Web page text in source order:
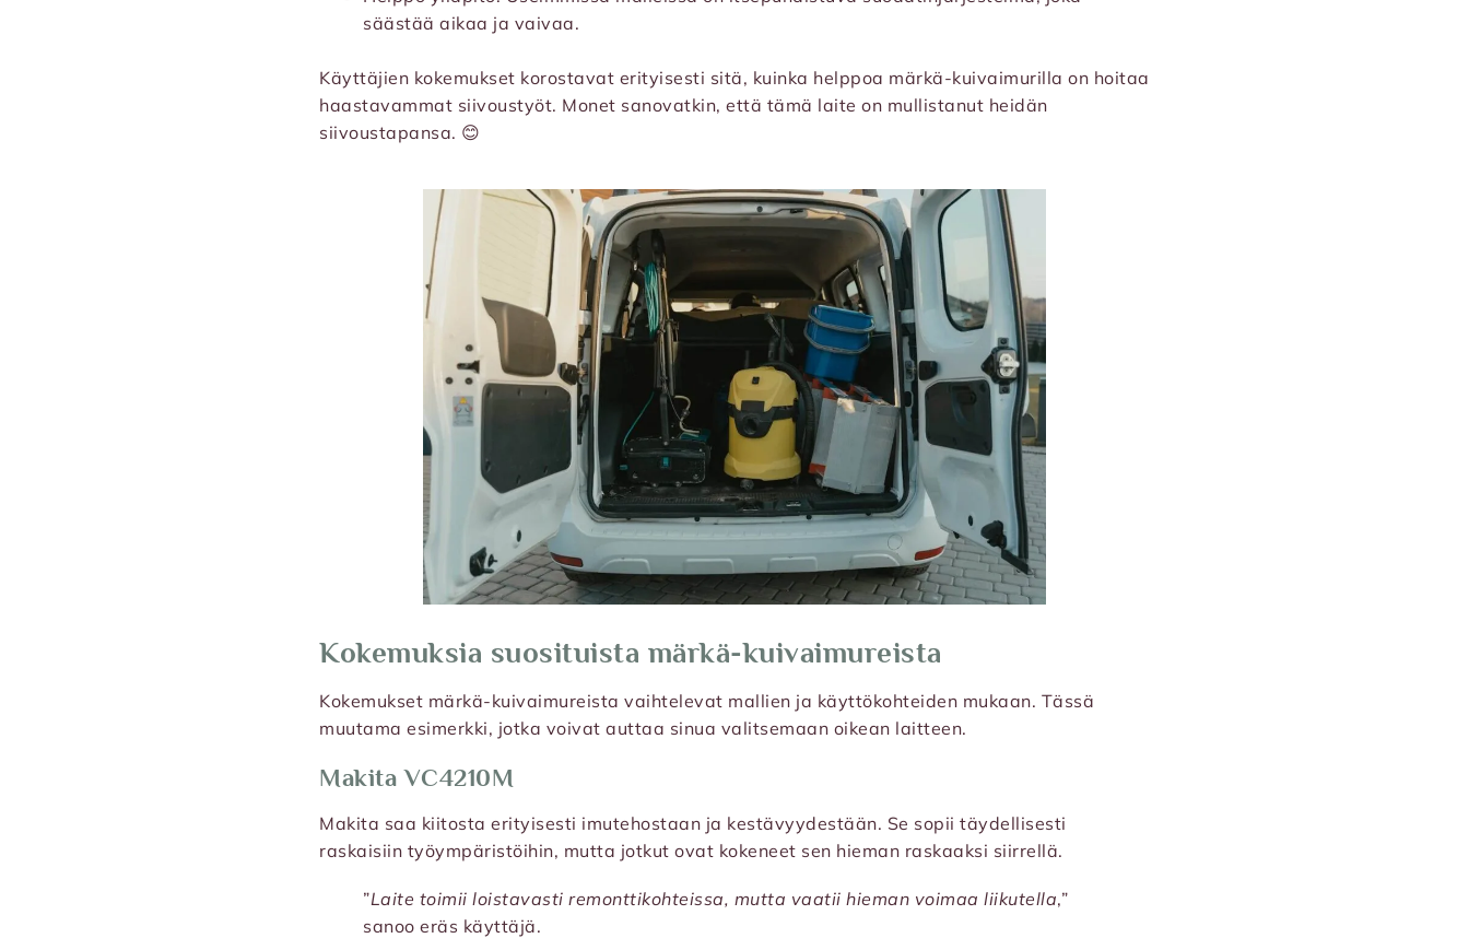
säästää aikaa ja vaivaa.
Käyttäjien kokemukset korostavat erityisesti sitä, kuinka helppoa märkä-kuivaimurilla on hoitaa
haastavammat siivoustyöt. Monet sanovatkin, että tämä laite on mullistanut heidän
siivoustapansa. 😊
Kokemuksia suosituista märkä-kuivaimureista
Kokemukset märkä-kuivaimureista vaihtelevat mallien ja käyttökohteiden mukaan. Tässä
muutama esimerkki, jotka voivat auttaa sinua valitsemaan oikean laitteen.
Makita VC4210M
Makita saa kiitosta erityisesti imutehostaan ja kestävyydestään. Se sopii täydellisesti
raskaisiin työympäristöihin, mutta jotkut ovat kokeneet sen hieman raskaaksi siirrellä.
”Laite toimii loistavasti remonttikohteissa, mutta vaatii hieman voimaa liikutella,”
sanoo eräs käyttäjä.